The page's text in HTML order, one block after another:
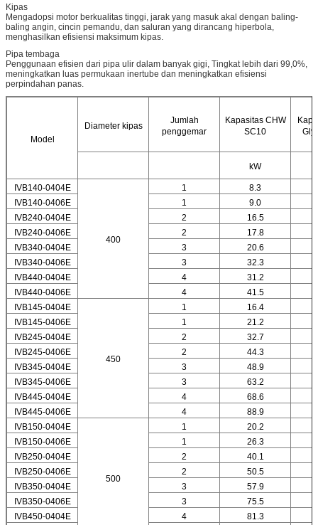
Kipas
Mengadopsi motor berkualitas tinggi, jarak yang masuk akal dengan baling-
baling angin, cincin pemandu, dan saluran yang dirancang hiperbola,
menghasilkan efisiensi maksimum kipas.
Pipa tembaga
Penggunaan efisien dari pipa ulir dalam banyak gigi, Tingkat lebih dari 99,0%,
meningkatkan luas permukaan inertube dan meningkatkan efisiensi
perpindahan panas.
Model
Diameter kipas
Jumlah
penggemar
Kapasitas CHW
SC10
kW
IVB140-0404E
400
1
8.3
IVB140-0406E
1
9.0
IVB240-0404E
2 16.5
IVB240-0406E
2 17.8
IVB340-0404E
3 20.6
IVB340-0406E
3 32.3
IVB440-0404E
4 31.2
IVB440-0406E
4 41.5
IVB145-0404E
450
1 16.4
IVB145-0406E
1 21.2
IVB245-0404E
2 32.7
IVB245-0406E
2 44.3
IVB345-0404E
3 48.9
IVB345-0406E
3 63.2
IVB445-0404E
4 68.6
IVB445-0406E
4 88.9
IVB150-0404E
500
1
20.2
IVB150-0406E
1 26.3
IVB250-0404E
2 40.1
IVB250-0406E
2 50.5
IVB350-0404E
3 57.9
IVB350-0406E
3 75.5
IVB450-0404E
4 81.3